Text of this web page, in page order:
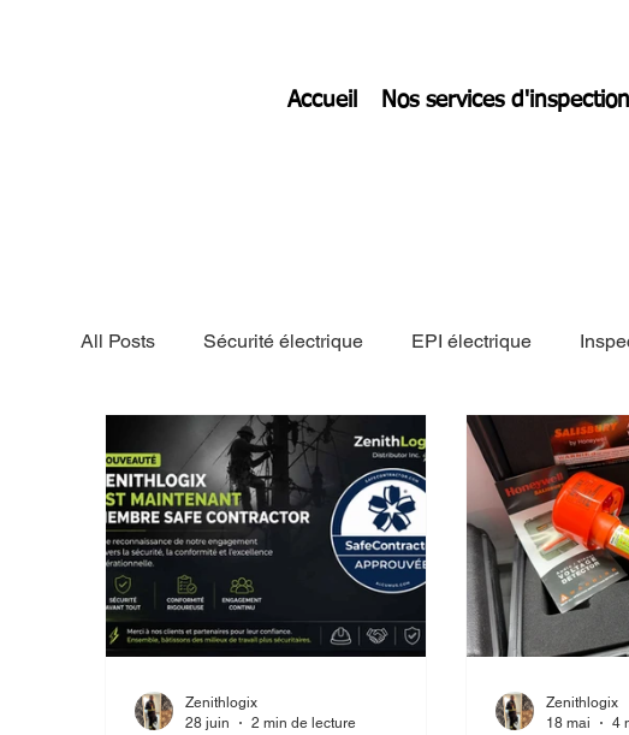
Accueil Nos services d'inspection
All Posts Sécurité électrique EPI électrique
safecontractor zenithlogix.ca
Zenithlogix
28 juin
2 min de lecture
Zenithlogix
18 mai
4